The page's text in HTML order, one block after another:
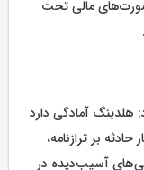
مالی تحت
هلدینگ آمادگی دارد
بر ترازنامه،
آسیب‌دیده در